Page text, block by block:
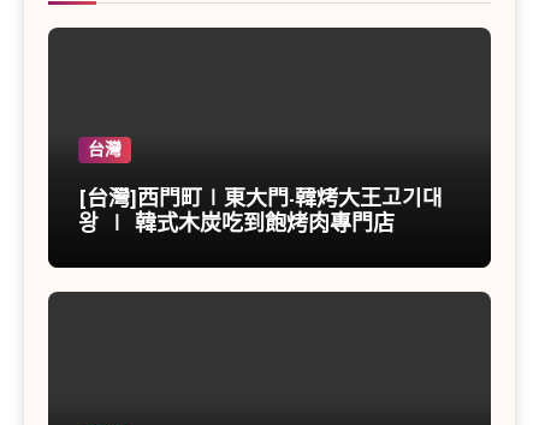
台灣
[台灣]西門町∣東大門-韓烤大王고기대
왕 ∣ 韓式木炭吃到飽烤肉專門店